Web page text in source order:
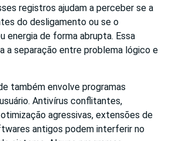
registros ajudam a perceber se a
do desligamento ou se o
energia de forma abrupta. Essa
a separação entre problema lógico e
também envolve programas
Antivírus conflitantes,
agressivas, extensões de
antigos podem interferir no